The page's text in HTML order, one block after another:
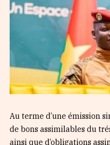
Au terme d’une émission
de bons assimilables du
ainsi que d’obligations